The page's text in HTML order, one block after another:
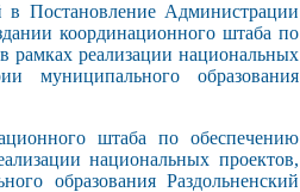
Администрации
координационного штаба по
рамках реализации национальных
муниципального образования
штаба по обеспечению
национальных проектов,
образования Раздольненский